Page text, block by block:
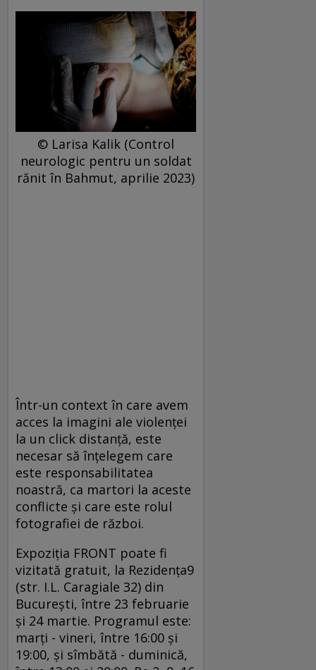
© Larisa Kalik (Control
neurologic pentru un soldat
rănit în Bahmut, aprilie 2023)
Într-un context în care avem
acces la imagini ale violenței
la un click distanță, este
necesar să înțelegem care
este responsabilitatea
noastră, ca martori la aceste
conflicte și care este rolul
fotografiei de război.
Expoziția FRONT poate fi
vizitată gratuit, la Rezidența9
(str. I.L. Caragiale 32) din
București, între 23 februarie
și 24 martie. Programul este:
marți - vineri, între 16:00 și
19:00, și sîmbătă - duminică,